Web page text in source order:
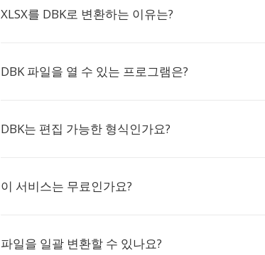
XLSX를 DBK로 변환하는 이유는?
DBK 파일을 열 수 있는 프로그램은?
DBK는 편집 가능한 형식인가요?
이 서비스는 무료인가요?
파일을 일괄 변환할 수 있나요?